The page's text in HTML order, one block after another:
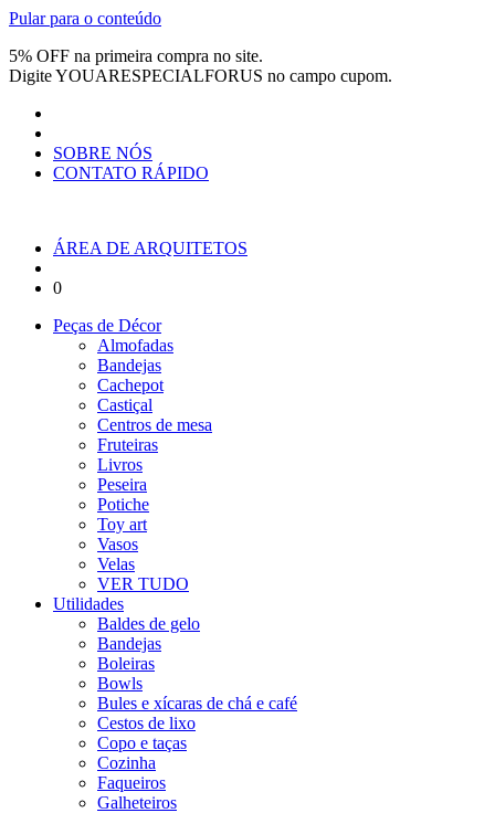
Pular para o conteúdo
5% OFF na primeira compra no site.
DigiteYOUARESPECIALFORUS no campo cupom.
SOBRE NÓS
CONTATO RÁPIDO
ÁREA DE ARQUITETOS
0
Peças de Décor
Almofadas
Bandejas
Cachepot
Castiçal
Centros de mesa
Fruteiras
Livros
Peseira
Potiche
Toy art
Vasos
Velas
VER TUDO
Utilidades
Baldes de gelo
Bandejas
Boleiras
Bowls
Bules e xícaras de chá e café
Cestos de lixo
Copo e taças
Cozinha
Faqueiros
Galheteiros